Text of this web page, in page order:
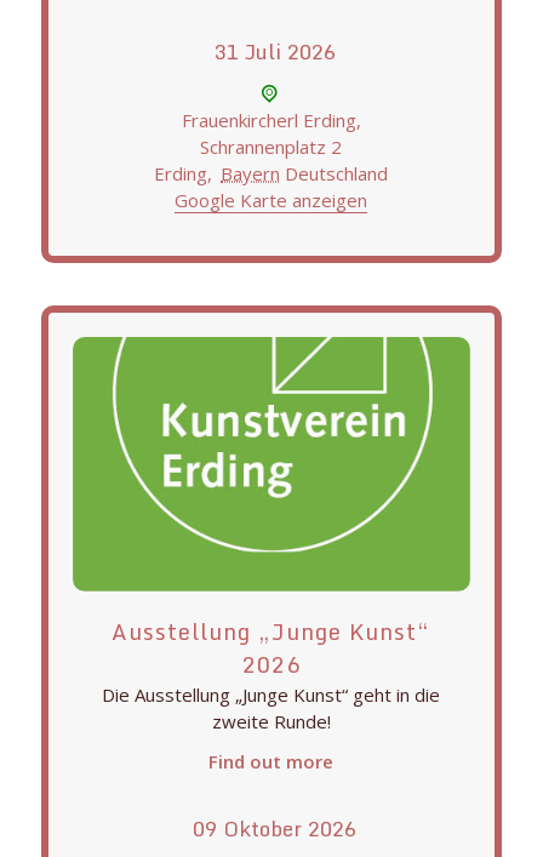
begeistern und inspirieren.
31 Juli 2026
Frauenkircherl Erding,
Schrannenplatz 2
Erding, Bayern Deutschland
Google Karte anzeigen
Ausstellung „Junge Kunst“
2026
Die Ausstellung „Junge Kunst“ geht in die
zweite Runde!
Find out more
09 Oktober 2026